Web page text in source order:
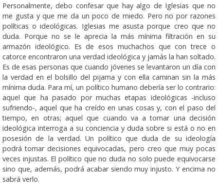
Personalmente, debo confesar que hay algo de Iglesias que no
me gusta y que me da un poco de miedo. Pero no por razones
políticas o ideológicas. Iglesias me asusta porque creo que no
duda. Porque no se le aprecia la más mínima filtración en su
armazón ideológico. Es de esos muchachos que con trece o
catorce encontraron una verdad ideológica y jamás la han soltado.
Es de esas personas que cuando jóvenes se levantaron un día con
la verdad en el bolsillo del pijama y con ella caminan sin la más
mínima duda. Para mí, un político humano debería ser lo contrario:
aquel que ha pasado por muchas etapas ideológicas -incluso
sufriendo-, aquel que ha creído en unas cosas y, con el paso del
tiempo, en otras; aquel que cuando va a tomar una decisión
ideológica interroga a su conciencia y duda sobre si está o no en
posesión de la verdad. Un político que duda de su ideología
podrá tomar decisiones equivocadas, pero creo que muy pocas
veces injustas. El político que no duda no solo puede equivocarse
sino que, además, podrá acabar siendo muy injusto. Y encima no
sabrá verlo.